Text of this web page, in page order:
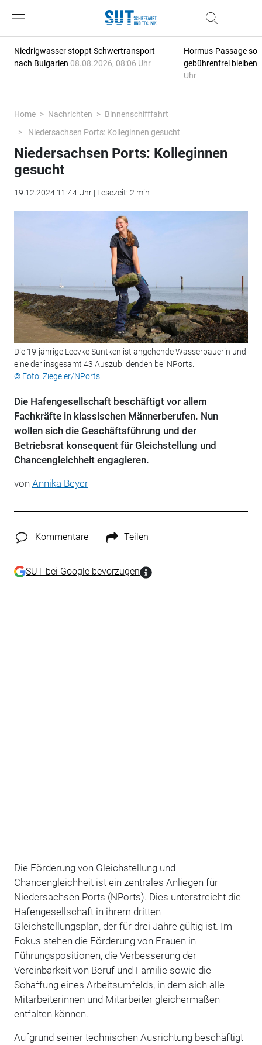
Niedrigwasser stoppt Schwertransport
nach Bulgarien 08.08.2026, 08:06 Uhr
Hormus-Passage
gebührenfrei bleiben
Uhr
Home Nachrichten
Binnenschifffahrt
Niedersachsen Ports: Kolleginnen gesucht
Niedersachsen Ports: Kolleginnen
gesucht
19.12.2024 11:44 Uhr | Lesezeit: 2 min
Die 19-jährige Leevke Suntken ist angehende Wasserbauerin und
eine der insgesamt 43 Auszubildenden bei NPorts.
© Foto: Ziegeler/NPorts
Die Hafengesellschaft beschäftigt vor allem
Fachkräfte in klassischen Männerberufen. Nun
wollen sich die Geschäftsführung und der
Betriebsrat konsequent für Gleichstellung und
Chancengleichheit engagieren.
von Annika Beyer
Kommentare Teilen
SUT bei Google bevorzugen
Die Förderung von Gleichstellung und
Chancengleichheit ist ein zentrales Anliegen für
Niedersachsen Ports (NPorts). Dies unterstreicht die
Hafengesellschaft in ihrem dritten
Gleichstellungsplan, der für drei Jahre gültig ist. Im
Fokus stehen die Förderung von Frauen in
Führungspositionen, die Verbesserung der
Vereinbarkeit von Beruf und Familie sowie die
Schaffung eines Arbeitsumfelds, in dem sich alle
Mitarbeiterinnen und Mitarbeiter gleichermaßen
entfalten können.
Aufgrund seiner technischen Ausrichtung beschäftigt